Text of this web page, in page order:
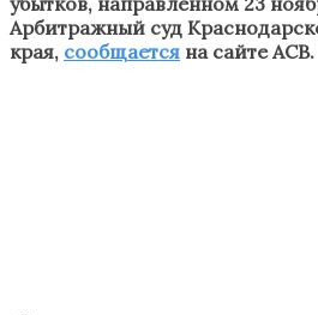
Арбитражный суд
края, сообщается на сайте АСВ.